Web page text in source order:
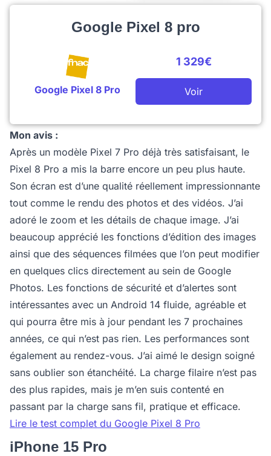
Google Pixel 8 pro
Google Pixel 8 Pro
1 329€
Voir
Mon avis :
Après un modèle Pixel 7 Pro déjà très satisfaisant, le
Pixel 8 Pro a mis la barre encore un peu plus haute.
Son écran est d’une qualité réellement impressionnante
tout comme le rendu des photos et des vidéos. J’ai
adoré le zoom et les détails de chaque image. J’ai
beaucoup apprécié les fonctions d’édition des images
ainsi que des séquences filmées que l’on peut modifier
en quelques clics directement au sein de Google
Photos. Les fonctions de sécurité et d’alertes sont
intéressantes avec un Android 14 fluide, agréable et
qui pourra être mis à jour pendant les 7 prochaines
années, ce qui n’est pas rien. Les performances sont
également au rendez-vous. J’ai aimé le design soigné
sans oublier son étanchéité. La charge filaire n’est pas
des plus rapides, mais je m’en suis contenté en
passant par la charge sans fil, pratique et efficace.
Lire le test complet du Google Pixel 8 Pro
iPhone 15 Pro